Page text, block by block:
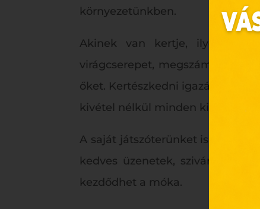
környezetünkben.
Akinek van kertje, ilyenkor
virágcserepet,
őket. Kertészkedni igazán
kivétel nélkül minden kicsi tudja
A saját játszóterünket is
kedves üzenetek,
kezdődhet a móka.